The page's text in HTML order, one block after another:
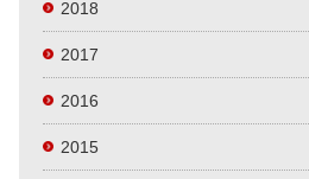
2018
2017
2016
2015